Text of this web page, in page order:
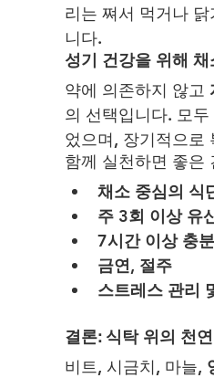
리는 쪄서 먹거나
니다.
성기 건강을 위해
약에 의존하지 않고
의 선택입니다. 모
었으며, 장기적으로
함께 실천하면 좋은
채소 중심의 식
주 3회 이상 유
7시간 이상 충
금연, 절주
스트레스 관리
결론: 식탁 위의 천
비트, 시금치, 마늘,